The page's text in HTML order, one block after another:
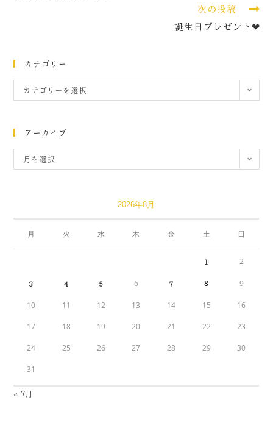
次の投稿
誕生日プレゼント❤
カテゴリー
カテゴリーを選択
アーカイブ
月を選択
2026年8月
月 火 水 木 金 土 日
1 2
3 4 5 6 7 8 9
10 11 12 13 14 15 16
17 18 19 20 21 22 23
24 25 26 27 28 29 30
31
« 7月